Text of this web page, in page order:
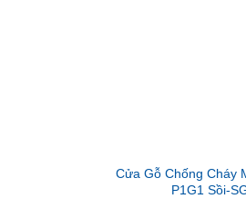
Cửa Gỗ Chống Cháy
P1G1 Sồi-